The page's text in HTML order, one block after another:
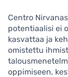
Centro
potentiaalisi ei
kasvattaa ja
omistettu
oppimiseen,